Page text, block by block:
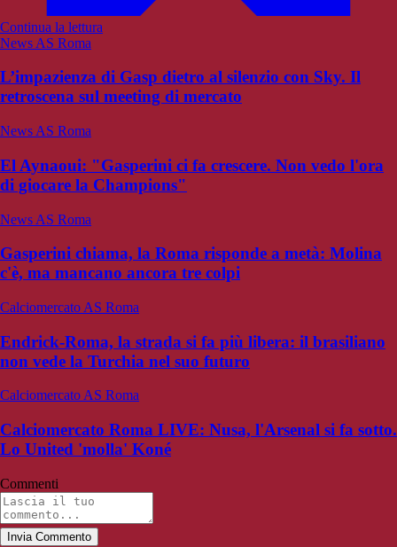
Continua la lettura
News AS Roma
L’impazienza di Gasp dietro al silenzio con Sky. Il
retroscena sul meeting di mercato
News AS Roma
El Aynaoui: "Gasperini ci fa crescere. Non vedo l'ora
di giocare la Champions"
News AS Roma
Gasperini chiama, la Roma risponde a metà: Molina
c'è, ma mancano ancora tre colpi
Calciomercato AS Roma
Endrick-Roma, la strada si fa più libera: il brasiliano
non vede la Turchia nel suo futuro
Calciomercato AS Roma
Calciomercato Roma LIVE: Nusa, l'Arsenal si fa sotto.
Lo United 'molla' Koné
Commenti
Invia Commento